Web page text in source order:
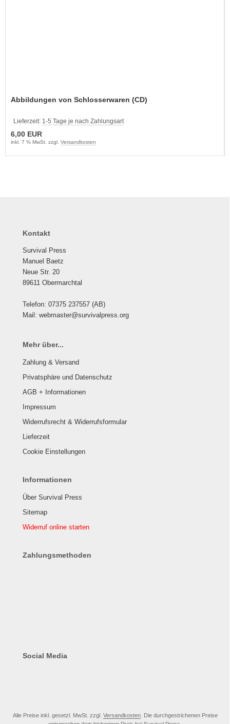
Abbildungen von Schlosserwaren (CD)
Lieferzeit: 1-5 Tage je nach Zahlungsart
6,00 EUR
inkl. 7 % MwSt. zzgl. Versandkosten
Kontakt
Survival Press
Manuel Baetz
Neue Str. 20
89611 Obermarchtal
Telefon: 07375 237557 (AB)
Mail: webmaster@survivalpress.org
Mehr über...
Zahlung & Versand
Privatsphäre und Datenschutz
AGB + Informationen
Impressum
Widerrufsrecht & Widerrufsformular
Lieferzeit
Cookie Einstellungen
Informationen
Über Survival Press
Sitemap
Widerruf online starten
Zahlungsmethoden
Social Media
Alle Preise inkl. gesetzl. MwSt. zzgl. Versandkosten. Die durchgestrichenen Preise